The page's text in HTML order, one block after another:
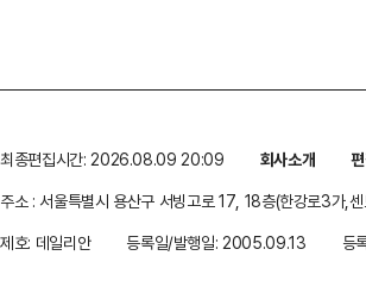
최종편집시간: 2026.08.09 20:09 회사소개
주소 : 서울특별시 용산구 서빙고로 17, 18층(한강로3가,
제호: 데일리안
등록일/발행일: 2005.09.13 등